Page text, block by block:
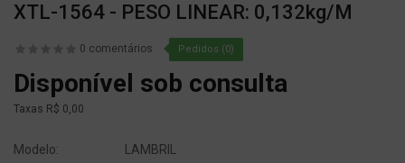
XTL-1564 - PESO LINEAR: 0,132kg/m
0 comentários Pedidos (0)
Disponível sob consulta
Taxas R$ 0,00
Modelo:
LAMBRIL